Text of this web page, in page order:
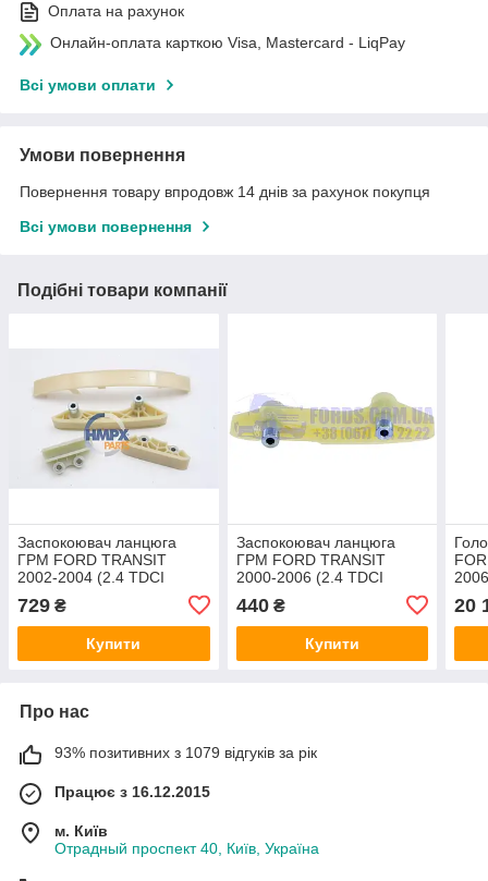
Оплата на рахунок
Онлайн-оплата карткою Visa, Mastercard - LiqPay
Всі умови оплати
Умови повернення
Повернення товару впродовж 14 днів за рахунок покупця
Всі умови повернення
Подібні товари компанії
Заспокоювач ланцюга
ГРМ FORD TRANSIT
2002-2004 (2.4 TDCI
(T199203/KTYC1Q6M000A1A/331429)
CABU
729 ₴
Купити
Заспокоювач ланцюга
ГРМ FORD TRANSIT
2000-2006 (2.4 TDCI
440₴
Купити
20
Про нас
93% позитивних з 1079 відгуків за рік
Працює з 16.12.2015
м. Київ
Отрадный проспект 40, Київ, Україна